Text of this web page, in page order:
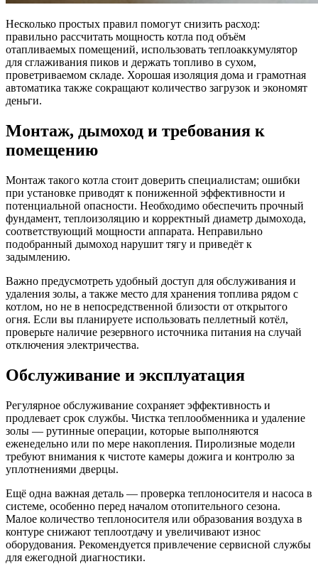
Несколько простых правил помогут снизить расход:
правильно рассчитать мощность котла под объём
отапливаемых помещений, использовать теплоаккумулятор
для сглаживания пиков и держать топливо в сухом,
проветриваемом складе. Хорошая изоляция дома и грамотная
автоматика также сокращают количество загрузок и экономят
деньги.
Монтаж, дымоход и требования к
помещению
Монтаж такого котла стоит доверить специалистам; ошибки
при установке приводят к пониженной эффективности и
потенциальной опасности. Необходимо обеспечить прочный
фундамент, теплоизоляцию и корректный диаметр дымохода,
соответствующий мощности аппарата. Неправильно
подобранный дымоход нарушит тягу и приведёт к
задымлению.
Важно предусмотреть удобный доступ для обслуживания и
удаления золы, а также место для хранения топлива рядом с
котлом, но не в непосредственной близости от открытого
огня. Если вы планируете использовать пеллетный котёл,
проверьте наличие резервного источника питания на случай
отключения электричества.
Обслуживание и эксплуатация
Регулярное обслуживание сохраняет эффективность и
продлевает срок службы. Чистка теплообменника и удаление
золы — рутинные операции, которые выполняются
еженедельно или по мере накопления. Пиролизные модели
требуют внимания к чистоте камеры дожига и контролю за
уплотнениями дверцы.
Ещё одна важная деталь — проверка теплоносителя и насоса в
системе, особенно перед началом отопительного сезона.
Малое количество теплоносителя или образования воздуха в
контуре снижают теплоотдачу и увеличивают износ
оборудования. Рекомендуется привлечение сервисной службы
для ежегодной диагностики.